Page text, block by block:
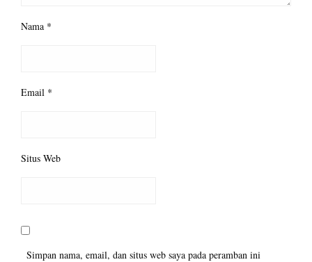
Nama *
Email *
Situs Web
Simpan nama, email, dan situs web saya pada peramban ini